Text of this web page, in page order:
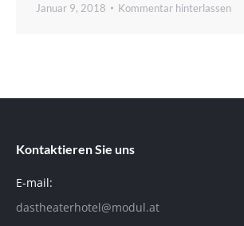
Januar 9, 2018
Kommentar hinterlassen
Kontaktieren Sie uns
E-mail:
dastheaterhotel@modul.at